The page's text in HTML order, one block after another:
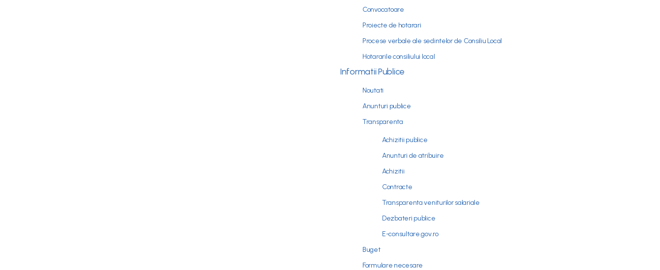
Convocatoare
Proiecte de hotarari
Procese verbale ale sedintelor de Consiliu Local
Hotararile consiliului local
Informatii Publice
Noutati
Anunturi publice
Transparenta
Achizitii publice
Anunturi de atribuire
Achizitii
Contracte
Transparenta veniturilor salariale
Dezbateri publice
E-consultare.gov.ro
Buget
Formulare necesare